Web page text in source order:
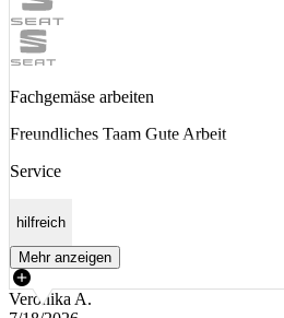
Fachgemäse arbeiten
Freundliches Taam Gute Arbeit
Service
hilfreich
Mehr anzeigen
Veronika A.